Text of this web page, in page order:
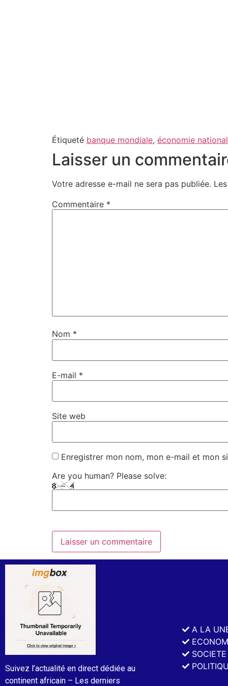
Étiqueté banque mondiale, économie
Laisser un
Votre adresse e-mail ne sera pas publiée.
Commentaire *
Nom *
E-mail *
Site web
Enregistrer mon nom, mon e-mail et mon
Are you human? Please solve:
Suivez l’actualité en direct dédiée au
continent africain – Les derniers
A LA
SOCIETE